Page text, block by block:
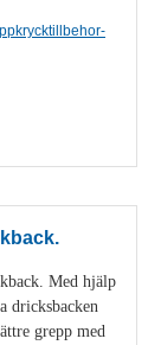
Med hjälp
dricksbacken
grepp med